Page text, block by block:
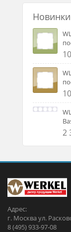
Новинки
2
Адрес:
г. Москва ул.
8 (495) 933-97-08